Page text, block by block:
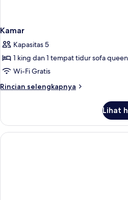
Kamar
Kapasitas 5
1 king dan 1 tempat tidur sofa queen
Wi-Fi Gratis
Rincian selengkapnya
Rincian
Kamar
Lihat